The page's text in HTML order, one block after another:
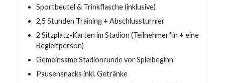
Sportbeutel & Trinkflasche (inklusive)
2,5 Stunden Training + Abschlussturnier
2 Sitzplatz-Karten im Stadion (Teilnehmer*in + eine
Begleitperson)
Gemeinsame Stadionrunde vor Spielbeginn
Pausensnacks inkl. Getränke